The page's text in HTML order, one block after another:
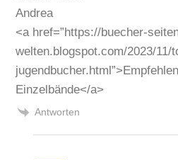
Andrea
<a href=”https://buecher-
welten.blogspot.com/2023/11/
Einzelbände</a>
Antworten